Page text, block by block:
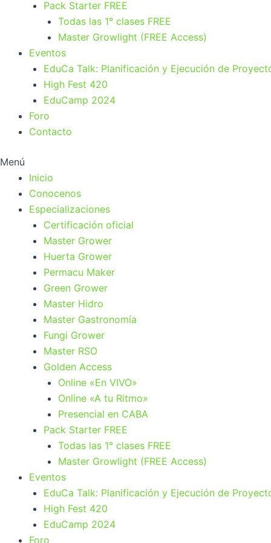
Pack Starter FREE
Todas las 1° clases FREE
Master Growlight (FREE Access)
Eventos
EduCa Talk: Planificación y Ejecución de
High Fest 420
EduCamp 2024
Foro
Contacto
Menú
Inicio
Conocenos
Especializaciones
Certificación oficial
Master Grower
Huerta Grower
Permacu Maker
Green Grower
Master Hidro
Master Gastronomía
Fungi Grower
Master RSO
Golden Access
Online «En VIVO»
Online «A tu Ritmo»
Presencial en CABA
Pack Starter FREE
Todas las 1° clases FREE
Master Growlight (FREE Access)
Eventos
EduCa Talk: Planificación y Ejecución de
High Fest 420
EduCamp 2024
Foro